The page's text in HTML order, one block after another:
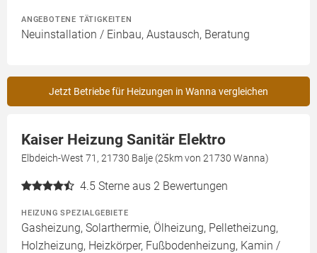
ANGEBOTENE TÄTIGKEITEN
Neuinstallation / Einbau, Austausch, Beratung
Jetzt Betriebe für Heizungen in Wanna vergleichen
Kaiser Heizung Sanitär Elektro
Elbdeich-West 71, 21730 Balje (25km von 21730 Wanna)
4.5 Sterne aus 2 Bewertungen
HEIZUNG SPEZIALGEBIETE
Gasheizung, Solarthermie, Ölheizung, Pelletheizung,
Holzheizung, Heizkörper, Fußbodenheizung, Kamin /